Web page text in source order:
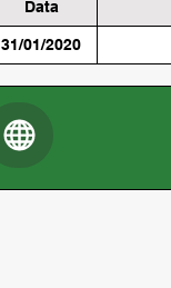
Data
31/01/2020